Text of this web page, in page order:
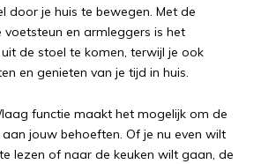
door je huis te bewegen. Met de
en armleggers is het
de stoel te komen, terwijl je ook
en genieten van je tijd in huis.
functie maakt het mogelijk om de
jouw behoeften. Of je nu even wilt
lezen of naar de keuken wilt gaan, de